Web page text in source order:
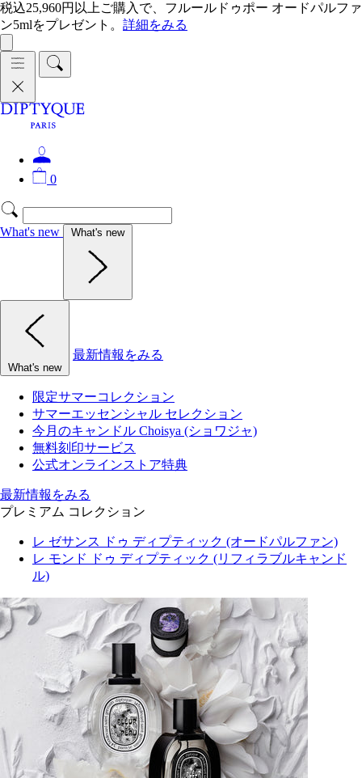
税込25,960円以上ご購入で、フルールドゥポー オードパルファ
ン5mlをプレゼント。 詳細をみる
0
What's new What's new
What's new
最新情報をみる
限定サマーコレクション
サマーエッセンシャル セレクション
今月のキャンドル Choisya (ショワジャ)
無料刻印サービス
公式オンラインストア特典
最新情報をみる
プレミアム コレクション
レ ゼサンス ドゥ ディプティック (オードパルファン)
レ モンド ドゥ ディプティック (リフィラブルキャンド
ル)